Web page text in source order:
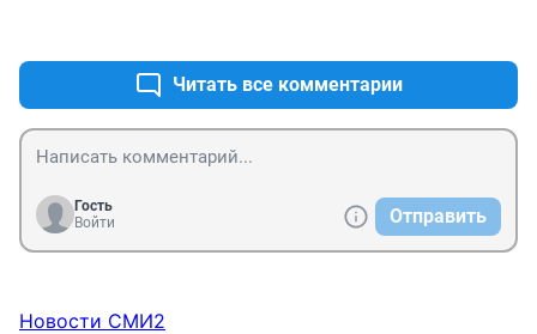
Читать все комментарии
Гость
Войти
Отправить
Новости СМИ2